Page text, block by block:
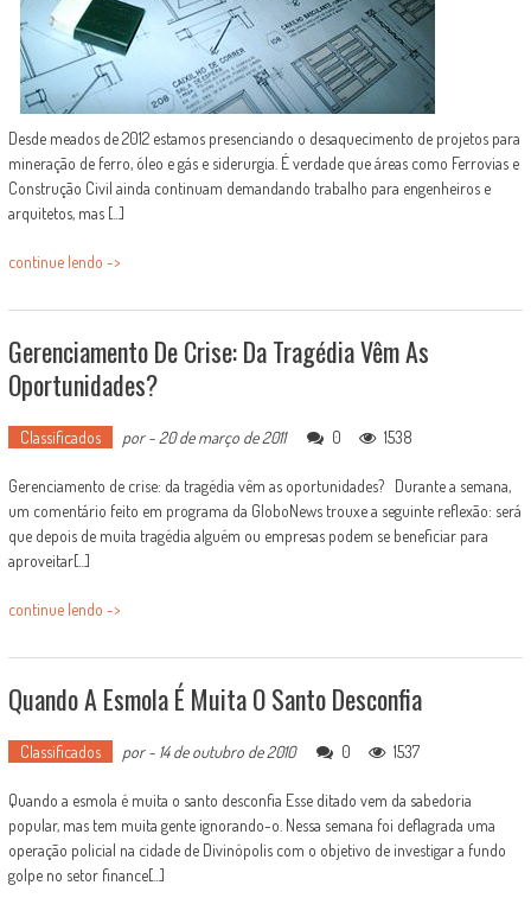
Desde meados de 2012 estamos presenciando o desaquecimento de projetos para
mineração de ferro, óleo e gás e siderurgia. É verdade que áreas como Ferrovias e
Construção Civil ainda continuam demandando trabalho para engenheiros e
arquitetos, mas [...]
continue lendo ->
Gerenciamento De Crise: Da Tragédia Vêm As
Oportunidades?
Classificados por-20 de março de 2011 0 1538
Gerenciamento de crise: da tragédia vêm as oportunidades? Durante a semana,
um comentário feito em programa da GloboNews trouxe a seguinte reflexão: será
que depois de muita tragédia alguém ou empresas podem se beneficiar para
aproveitar[...]
continue lendo ->
Quando A Esmola É Muita O Santo Desconfia
Classificados por- 14 de outubro de 2010 0 1537
Quando a esmola é muita o santo desconfia Esse ditado vem da sabedoria
popular, mas tem muita gente ignorando-o. Nessa semana foi deflagrada uma
operação policial na cidade de Divinópolis com o objetivo de investigar a fundo
golpe no setor finance[...]